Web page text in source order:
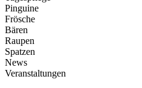
Pinguine
Frösche
Bären
Raupen
Spatzen
News
Veranstaltungen